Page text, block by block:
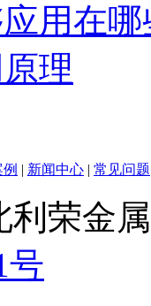
用在
理
| 新闻中心 | 常见问题
利荣金
号